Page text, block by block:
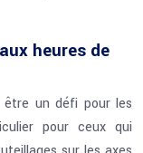
heures de
un défi pour les
pour ceux qui